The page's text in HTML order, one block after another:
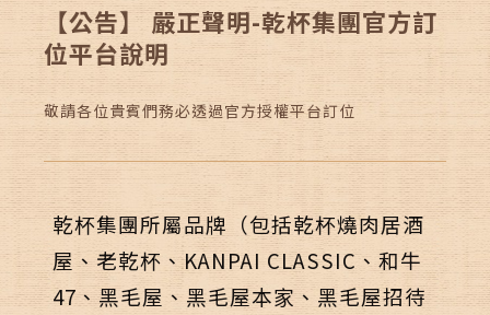
線上訂位 加入會員
【公告】 嚴正聲明-乾杯集團官方訂
位平台說明
敬請各位貴賓們務必透過官方授權平台訂位
乾杯集團所屬品牌（包括乾杯燒肉居酒
屋、老乾杯、KANPAI CLASSIC、和牛
47、黑毛屋、黑毛屋本家、黑毛屋招待